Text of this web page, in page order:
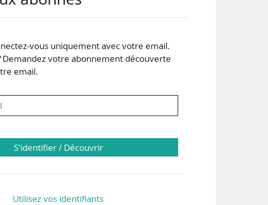
04/2021.
2030.
en a
vous uniquement avec votre email.
Demandez votre abonnement découverte
email.
S'identifier / Découvrir
Utilisez vos identifiants